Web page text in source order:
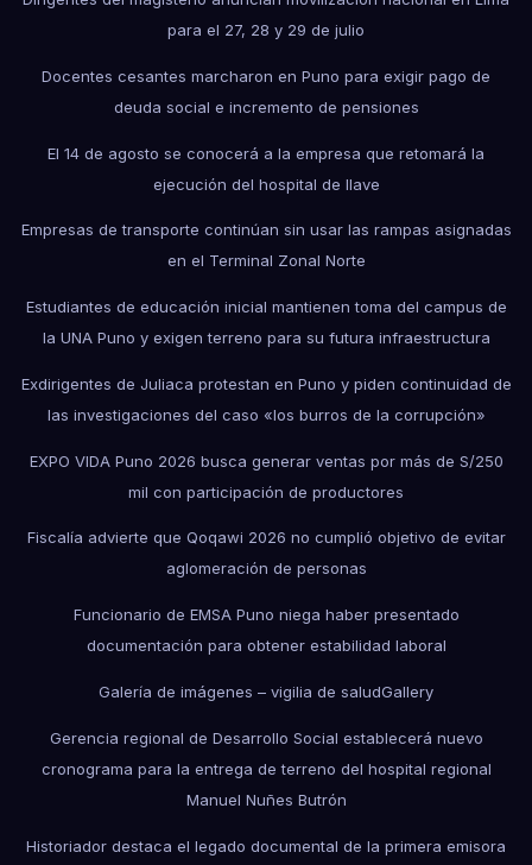
para el 27, 28 y 29 de julio
Docentes cesantes marcharon en Puno para exigir pago de
deuda social e incremento de pensiones
El 14 de agosto se conocerá a la empresa que retomará la
ejecución del hospital de Ilave
Empresas de transporte continúan sin usar las rampas asignadas
en el Terminal Zonal Norte
Estudiantes de educación inicial mantienen toma del campus de
la UNA Puno y exigen terreno para su futura infraestructura
Exdirigentes de Juliaca protestan en Puno y piden continuidad de
las investigaciones del caso «los burros de la corrupción»
EXPO VIDA Puno 2026 busca generar ventas por más de S/250
mil con participación de productores
Fiscalía advierte que Qoqawi 2026 no cumplió objetivo de evitar
aglomeración de personas
Funcionario de EMSA Puno niega haber presentado
documentación para obtener estabilidad laboral
Galería de imágenes – vigilia de saludGallery
Gerencia regional de Desarrollo Social establecerá nuevo
cronograma para la entrega de terreno del hospital regional
Manuel Nuñes Butrón
Historiador destaca el legado documental de la primera emisora